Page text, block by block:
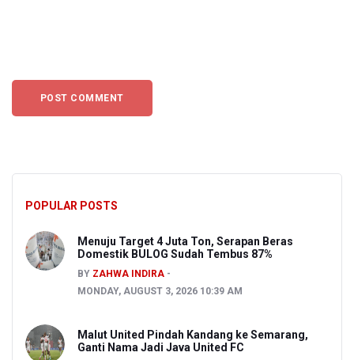
POPULAR POSTS
Menuju Target 4 Juta Ton, Serapan Beras
Domestik BULOG Sudah Tembus 87%
BY ZAHWA INDIRA
MONDAY, AUGUST 3, 2026 10:39 AM
Malut United Pindah Kandang ke Semarang,
Ganti Nama Jadi Java United FC